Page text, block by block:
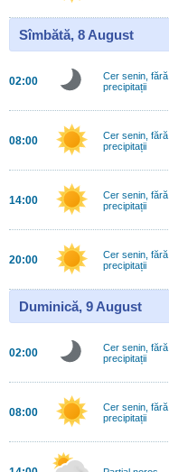
Sîmbătă, 8 August
02:00
Cer senin, fără
precipitații
08:00
Cer senin, fără
precipitații
14:00
Cer senin, fără
precipitații
20:00
Cer senin, fără
precipitații
Duminică, 9 August
02:00
Cer senin, fără
precipitații
08:00
Cer senin, fără
precipitații